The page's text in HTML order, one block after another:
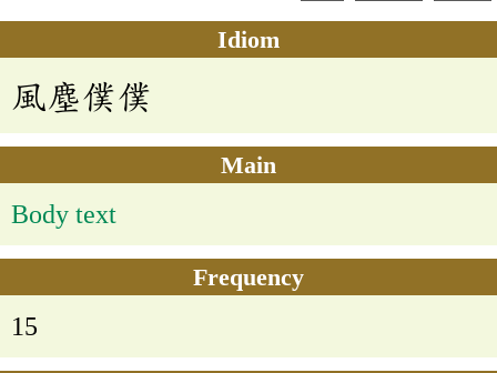
Idiom
風塵僕僕
Main
Body text
Frequency
15